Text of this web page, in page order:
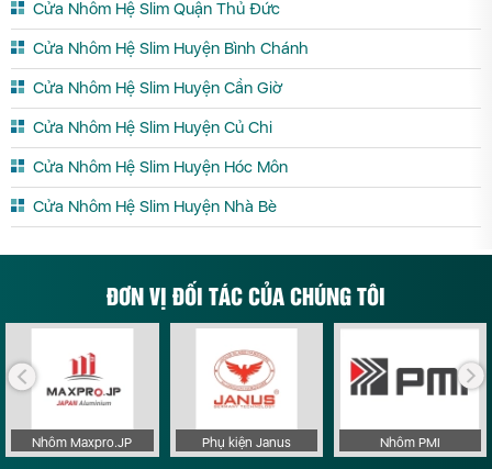
Cửa Nhôm Hệ Slim Quận Thủ Đức
Cửa Nhôm Hệ Slim Huyện Bình Chánh
Cửa Nhôm Hệ Slim Huyện Cần Giờ
Cửa Nhôm Hệ Slim Huyện Củ Chi
Cửa Nhôm Hệ Slim Huyện Hóc Môn
Cửa Nhôm Hệ Slim Huyện Nhà Bè
ĐƠN VỊ ĐỐI TÁC CỦA CHÚNG TÔI
Nhôm Maxpro.JP Phụ kiện Janus Nhôm PMI